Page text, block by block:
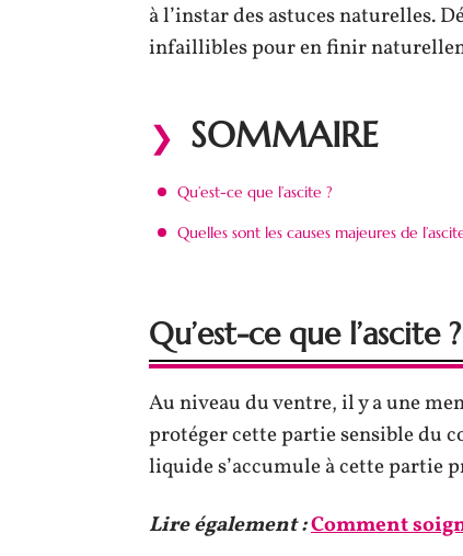
à l’instar des astuces naturelles.
infaillibles pour en finir
SOMMAIRE
Qu’est-ce que l’ascite ?
Quelles sont les causes majeures de
Qu’est-ce que l’ascite ?
Au niveau du ventre, il y a une
protéger cette partie sensible du
liquide s’accumule à cette partie
Lire également :Comment